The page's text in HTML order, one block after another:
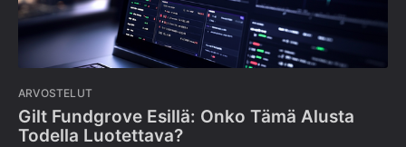
ARVOSTELUT
Gilt Fundgrove Esillä: Onko Tämä Alusta
Todella Luotettava?